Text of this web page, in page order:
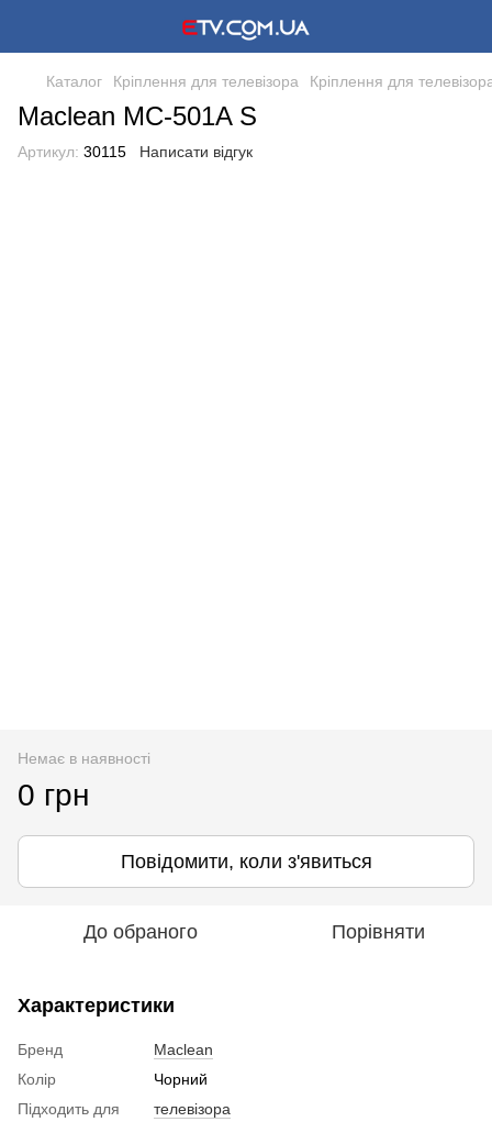
Каталог Кріплення для телевізора Кріплення для
Maclean MC-501A S
Артикул: 30115 Написати відгук
Немає в наявності
0 грн
Повідомити, коли з'явиться
До обраного Порівняти
Характеристики
Бренд
Maclean
Колір
Чорний
Підходить для
телевізора